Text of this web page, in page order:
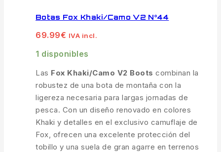
Botas Fox Khaki/Camo V2 Nº44
69.99€ IVA incl.
1 disponibles
Las Fox Khaki/Camo V2 Boots combinan la
robustez de una bota de montaña con la
ligereza necesaria para largas jornadas de
pesca. Con un diseño renovado en colores
Khaki y detalles en el exclusivo camuflaje de
Fox, ofrecen una excelente protección del
tobillo y una suela de gran agarre en terrenos